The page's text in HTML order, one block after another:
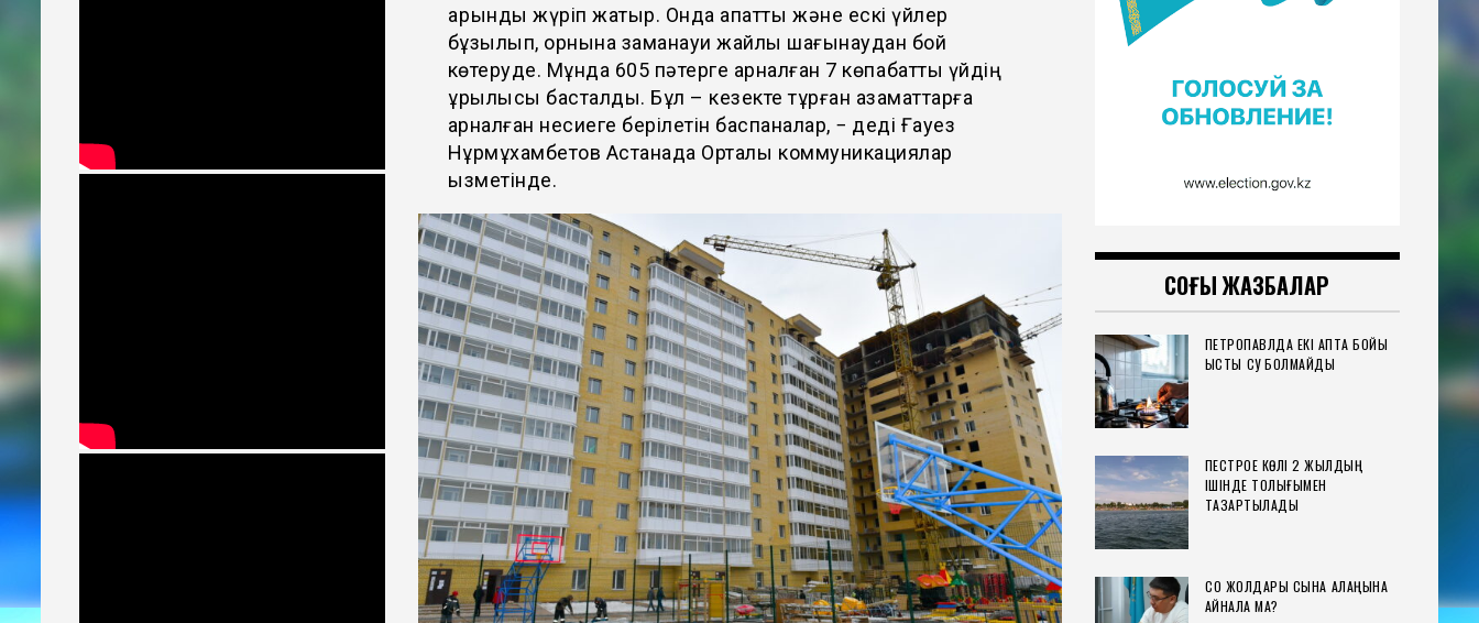
қарқынды жүріп жатыр. Онда апаттық және ескі үйлер
бұзылып, орнына заманауи жайлы шағынаудан бой
көтеруде. Мұнда 605 пәтерге арналған 7 көпқабатты үйдің
құрылысы басталды. Бұл – кезекте тұрған азаматтарға
арналған несиеге берілетін баспаналар, − деді Ғауез
Нұрмұхамбетов Астанада Орталық коммуникациялар
қызметінде.
СОҢҒЫ ЖАЗБАЛАР
ПЕТРОПАВЛДА ЕКІ АПТА БОЙЫ
ЫСТЫҚ СУ БОЛМАЙДЫ
ПЕСТРОЕ КӨЛІ 2 ЖЫЛДЫҢ
ІШІНДЕ ТОЛЫҒЫМЕН
ТАЗАРТЫЛАДЫ
СҚО ЖОЛДАРЫ СЫНАҚ АЛАҢЫНА
АЙНАЛА МА?